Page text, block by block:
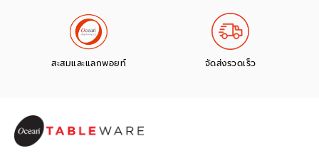
สะสมและแลกพอยท์ จัดส่งรวดเร็ว